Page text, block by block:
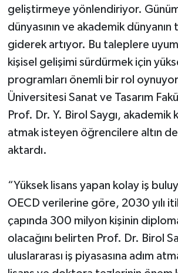
geliştirmeye yönlendiriyor.
dünyasının ve akademik
giderek artıyor. Bu taleplere
kişisel gelişimi sürdürmek için
programları önemli bir rol
Üniversitesi Sanat ve Tasarım
Prof. Dr. Y. Birol Saygı, akademik
atmak isteyen öğrencilere altın
aktardı.
“Yüksek lisans yapan kolay iş
OECD verilerine göre, 2030 yılı
çapında 300 milyon kişinin
olacağını belirten Prof. Dr. Birol
uluslararası iş piyasasına adım